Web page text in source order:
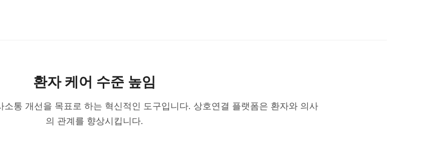
환자 케어 수준 높임
소통 개선을 목표로 하는 혁신적인 도구입니다. 상호연결 플랫폼은 환자와 의사
의 관계를 향상시킵니다.